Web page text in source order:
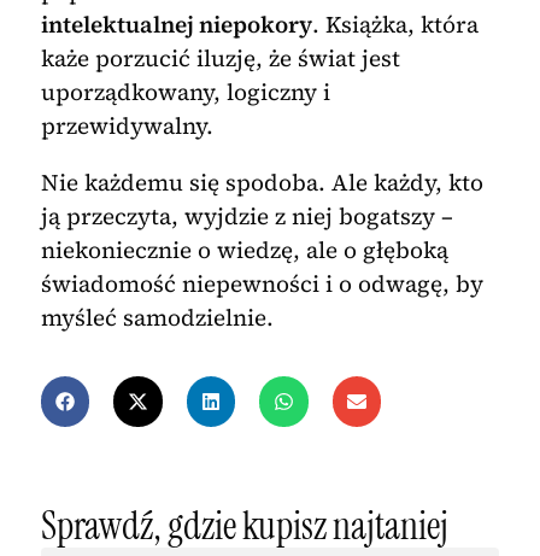
intelektualnej niepokory. Książka, która
każe porzucić iluzję, że świat jest
uporządkowany, logiczny i
przewidywalny.
Nie każdemu się spodoba. Ale każdy, kto
ją przeczyta, wyjdzie z niej bogatszy –
niekoniecznie o wiedzę, ale o głęboką
świadomość niepewności i o odwagę, by
myśleć samodzielnie.
Sprawdź, gdzie kupisz najtaniej